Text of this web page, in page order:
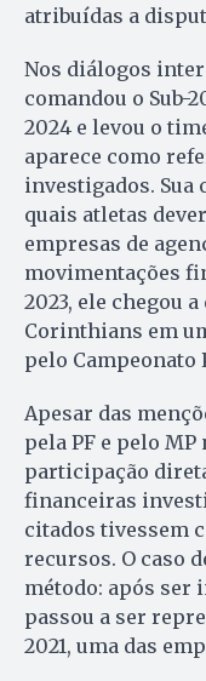
atribuídas a
Nos diálogos
comandou o Sub-
2024 e levou o
aparece como
investigados.
quais atletas
empresas de
movimentações
2023, ele chegou
Corinthians em
pelo Campeonato
Apesar das
pela PF e pelo
participação
financeiras
citados tivessem
recursos. O caso
método: após ser
passou a ser
2021, uma das